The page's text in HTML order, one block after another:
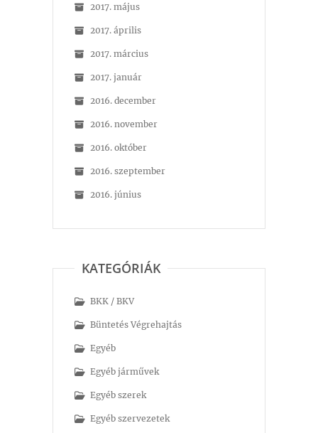
2017. május
2017. április
2017. március
2017. január
2016. december
2016. november
2016. október
2016. szeptember
2016. június
KATEGÓRIÁK
BKK / BKV
Büntetés Végrehajtás
Egyéb
Egyéb járművek
Egyéb szerek
Egyéb szervezetek